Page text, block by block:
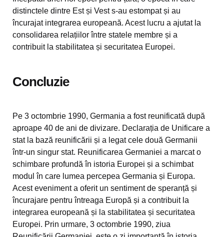
distinctele dintre Est și Vest s-au estompat și au
încurajat integrarea europeană. Acest lucru a ajutat la
consolidarea relațiilor între statele membre și a
contribuit la stabilitatea și securitatea Europei.
Concluzie
Pe 3 octombrie 1990, Germania a fost reunificată după
aproape 40 de ani de divizare. Declarația de Unificare a
stat la bază reunificării și a legat cele două Germanii
într-un singur stat. Reunificarea Germaniei a marcat o
schimbare profundă în istoria Europei și a schimbat
modul în care lumea percepea Germania și Europa.
Acest eveniment a oferit un sentiment de speranță și
încurajare pentru întreaga Europă și a contribuit la
integrarea europeană și la stabilitatea și securitatea
Europei. Prin urmare, 3 octombrie 1990, ziua